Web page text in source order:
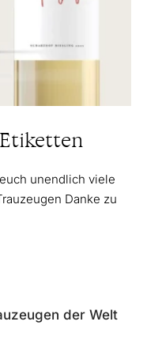
unendlich viele
Danke zu
der Welt